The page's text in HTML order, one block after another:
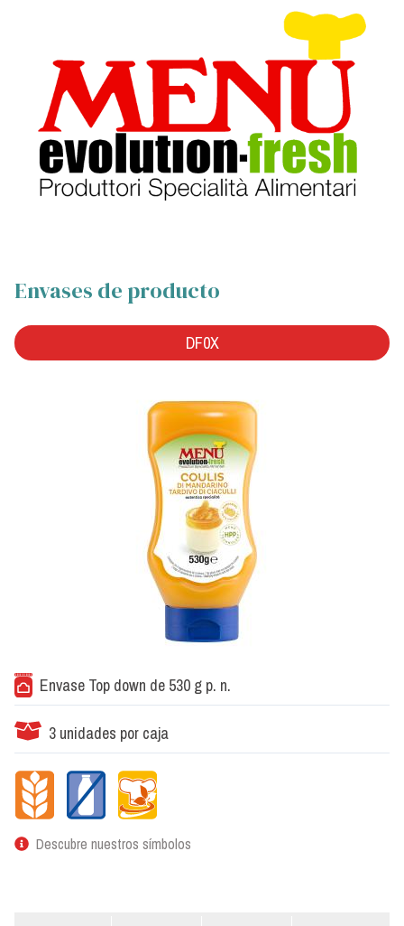
Envases de producto
DF0X
Envase Top down de 530 g p. n.
3 unidades por caja
Descubre nuestros símbolos